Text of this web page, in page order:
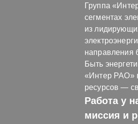
Группа
сегментах
из
направления
Быть
«Интер РАО»
ресурсов —
Работа у
миссия и